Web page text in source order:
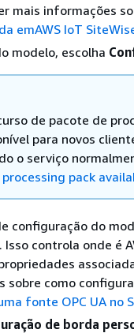
mais informações
emAWS IoT
modelo, escolha
de pacote de
para novos
o serviço
pack
configuração do
Isso controla onde é
sobre como
fonte OPC UA no
de borda